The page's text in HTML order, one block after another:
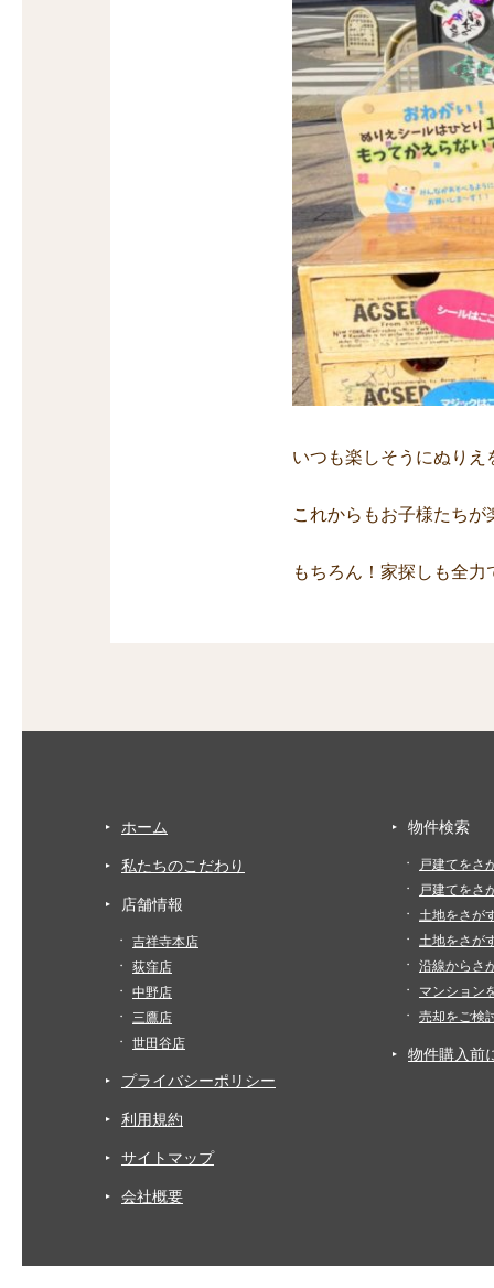
いつも楽しそうにぬり
これからもお子様たち
もちろん！家探しも全
ホーム
私たちのこだわり
店舗情報
吉祥寺本店
荻窪店
中野店
三鷹店
世田谷店
プライバシーポリシー
利用規約
サイトマップ
会社概要
物件検索
戸建てをさ
戸建てをさ
土地をさが
土地をさが
沿線からさ
マンション
売却をご検
物件購入前